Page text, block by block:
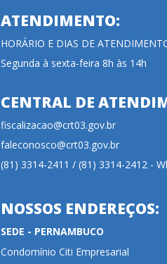
ATENDIMENTO:
HORÁRIO E DIAS DE
Segunda à sexta-feira 8h às 14h
CENTRAL DE
fiscalizacao@crt03.gov.br
faleconosco@crt03.gov.br
(81) 3314-2411 / (81) 3314-2412 -
NOSSOS ENDEREÇOS:
SEDE - PERNAMBUCO
Condomínio Citi Empresarial